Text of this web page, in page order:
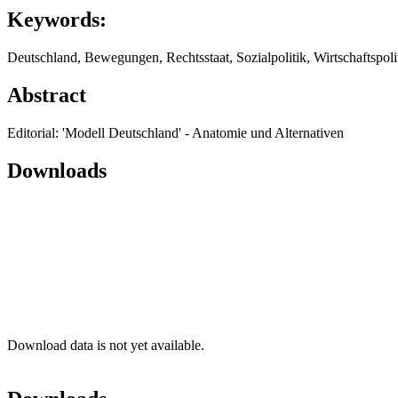
Keywords:
Deutschland, Bewegungen, Rechtsstaat, Sozialpolitik,
Abstract
Editorial: 'Modell Deutschland' - Anatomie und Alternativen
Downloads
Download data is not yet available.